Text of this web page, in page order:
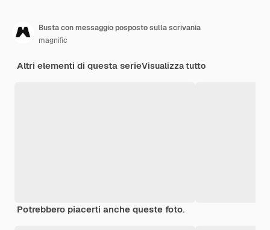
Busta con messaggio posposto sulla scrivania
magnific
Altri elementi di questa serieVisualizza tutto
Potrebbero piacerti anche queste foto.